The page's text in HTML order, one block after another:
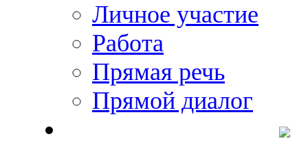
Личное участие
Работа
Прямая речь
Прямой диалог